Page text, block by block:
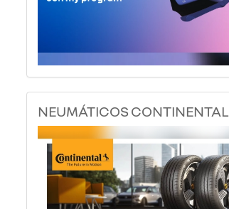
NEUMÁTICOS CONTINENTAL